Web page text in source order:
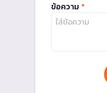
ข้อความ *